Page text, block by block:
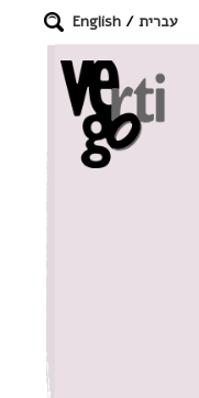
עברית /
English